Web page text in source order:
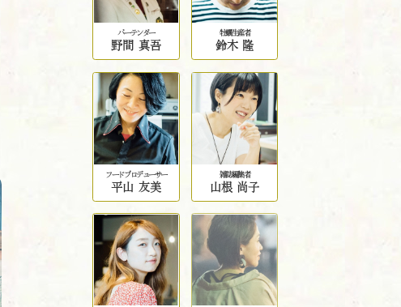
バーテンダー
野間 真吾
牡蠣生産者
鈴木 隆
フードプロデューサー
平山 友美
雑誌編集者
山根 尚子